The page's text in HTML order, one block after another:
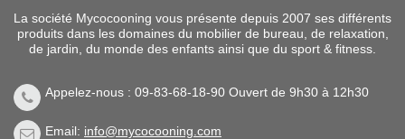
La société Mycocooning vous présente depuis 2007 ses différents
produits dans les domaines du mobilier de bureau, de relaxation,
de jardin, du monde des enfants ainsi que du sport & fitness.
Appelez-nous : 09-83-68-18-90 Ouvert de 9h30 à 12h30
Email: info@mycocooning.com